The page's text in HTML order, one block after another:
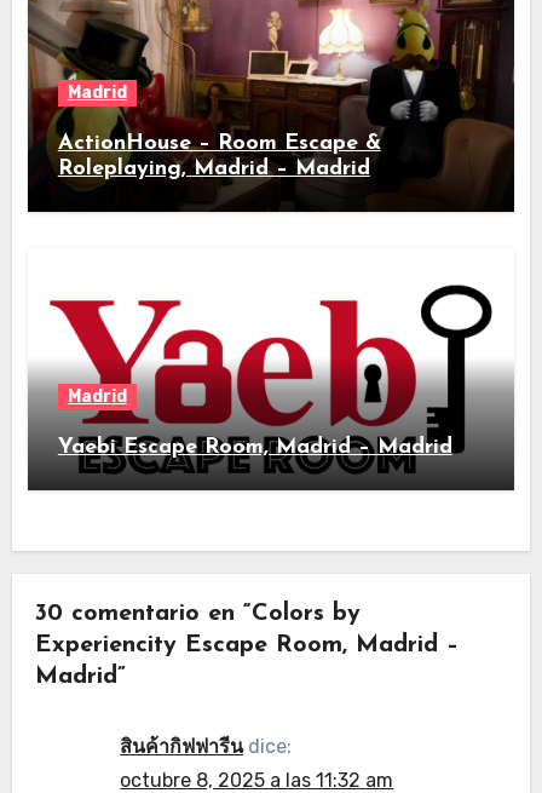
Madrid
ActionHouse – Room Escape &
Roleplaying, Madrid – Madrid
Madrid
Yaebi Escape Room, Madrid – Madrid
30 comentario en “Colors by
Experiencity Escape Room, Madrid –
Madrid”
สินค้ากิฟฟารีน dice:
octubre 8, 2025 a las 11:32 am